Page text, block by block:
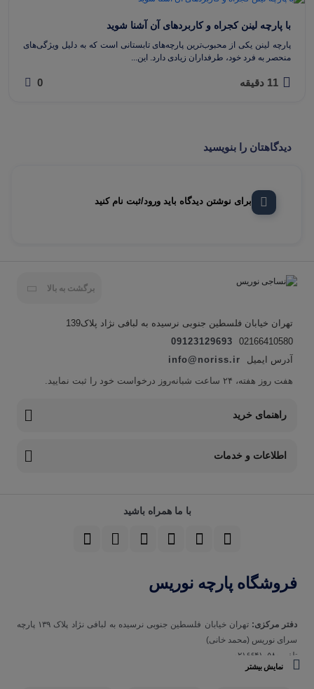
با پارچه لینن کجراه و کاربردهای آن آشنا شوید
پارچه لینن یکی از محبوب‌ترین پارچه‌های تابستانی است که به دلیل ویژگی‌های
منحصر به فرد خود، طرفداران زیادی دارد. این...
11 دقیقه 0
دیدگاهتان را بنویسید
برای نوشتن دیدگاه باید ورود/ثبت نام کنید
برگشت به بالا
تهران خیابان فلسطین جنوبی نرسیده به لبافی نژاد پلاک139
02166410580
09123129693
آدرس ایمیل
info@noriss.ir
هفت روز هفته، ۲۴ ساعت شبانه‌روز درخواست خود را ثبت نمایید.
راهنمای خرید
اطلاعات و خدمات
با ما همراه باشید
فروشگاه پارچه نوریس
دفتر مرکزی:
تهران خیابان فلسطین جنوبی نرسیده به لبافی نژاد پلاک ۱۳۹ پارچه‌
سرای نوريس (محمد خانی)
تلفن ۰۲۱۶۶۴۱۰۵۸۰
تلفن همراه 09123129693
نمایش بیشتر